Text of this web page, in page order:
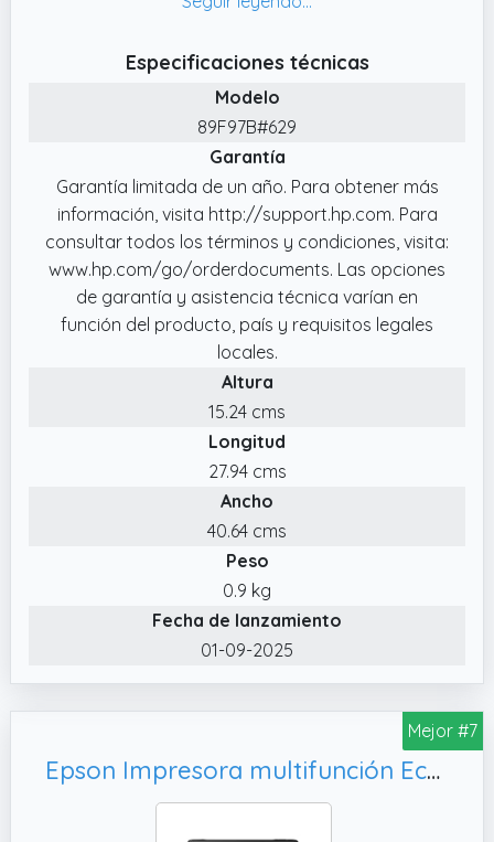
WiFi y empieza a imprimir desde ordenador,
smartphone o tablet. Compatible con WiFi de
doble banda, WiFi Direct, Apple AirPrint y
✔️ Compatible con cartuchos originales HP
308: Utiliza cartuchos HP 308 Negro, HP 308
Tricolor y HP 308 EvoMore para obtener
impresiones fiables y de alta calidad
✔️ Compra tu impresora HP DeskJet y llévate
6 meses de impresión gratis al registrarte en
HP Instant Ink. Válida del 17/12/2025 al
✔️ Diseñada para funcionar con cartuchos
HP originales: Incluye medidas de seguridad
dinámica que ayudan a proteger la calidad y
el rendimiento de impresión mediante el uso
de cartuchos con chips o circuitos
✔️ Compatible con HP Instant Ink: Recibe los
cartuchos en tu domicilio antes de quedarte
sin tinta y evita interrupciones en tus
compacta e intuitiva para las tareas diarias
del hogar, estudiantes y teletrabajo
Especificaciones técnicas
Modelo
89F97B#629
Garantía
Garantía limitada de un año. Para obtener más
información, visita http://support.hp.com. Para
consultar todos los términos y condiciones, visita:
www.hp.com/go/orderdocuments. Las opciones
de garantía y asistencia técnica varían en
función del producto, país y requisitos legales
locales.
Altura
15.24 cms
Longitud
27.94 cms
Ancho
40.64 cms
Peso
0.9 kg
Fecha de lanzamiento
01-09-2025
Mejor #7
Epson Impresora multifunción EcoTank ET-2862 A4 con depósito de Tinta, conexión Wi-Fi y hasta 3 años de Tinta incluida